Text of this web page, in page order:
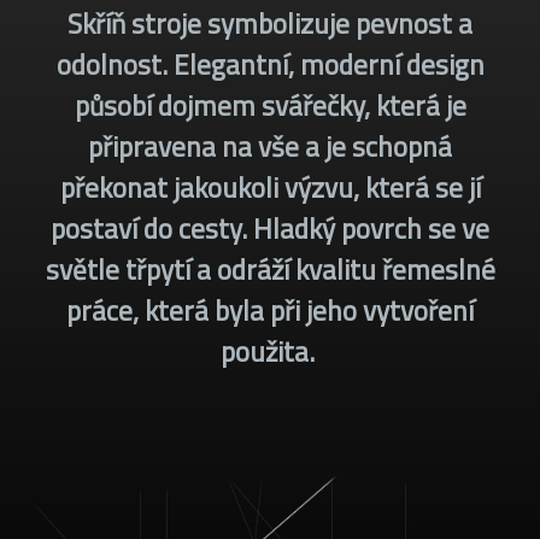
Skříň stroje symbolizuje pevnost a
odolnost. Elegantní, moderní design
působí dojmem svářečky, která je
připravena na vše a je schopná
překonat jakoukoli výzvu, která se jí
postaví do cesty. Hladký povrch se ve
světle třpytí a odráží kvalitu řemeslné
práce, která byla při jeho vytvoření
použita.